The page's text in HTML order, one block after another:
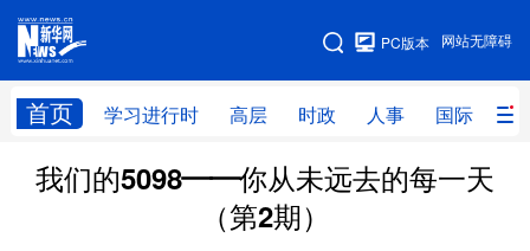
网站无障碍
PC版本
首页 学习进行时 高层 时政 人事 国际 财
网站地图
学习进行时 高层 时政 人事
网评
我们的5098——你从未远去的每一天
（第2期）